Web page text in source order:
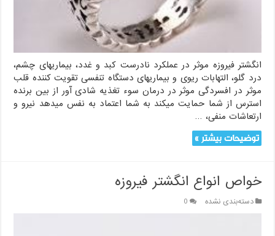
انگشتر فیروزه موثر در عملکرد نادرست کبد و غدد، بیماریهای چشم،
درد گلو، التهابات ریوی و بیماریهای دستگاه تنفسی تقویت کننده قلب
موثر در افسردگی موثر در درمان سوء تغذیه شادی آور از بین برنده
استرس از شما حمایت میکند به شما اعتماد به نفس میدهد نیرو و
ارتعاشات منفی، …
توضیحات بیشتر »
خواص انواع انگشتر فیروزه
دسته‌بندی نشده 0